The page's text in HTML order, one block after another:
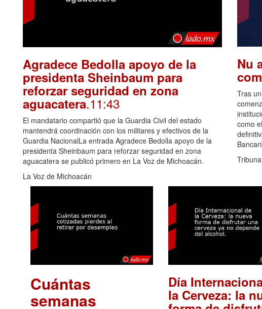
Agradece Bedolla apoyo de la
presidenta Sheinbaum para
reforzar seguridad en zona
aguacatera.11:43
El mandatario compartió que la Guardia Civil del estado
mantendrá coordinación con los militares y efectivos de la
Guardia NacionalLa entrada Agradece Bedolla apoyo de la
presidenta Sheinbaum para reforzar seguridad en zona
aguacatera se publicó primero en La Voz de Michoacán.
La Voz de Michoacán
Nu
Tras
como
Cuántas
semanas
Día
la Cerveza: la